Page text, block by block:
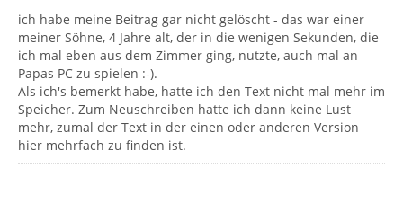
ich habe meine Beitrag gar nicht gelöscht - das war einer
meiner Söhne, 4 Jahre alt, der in die wenigen Sekunden, die
ich mal eben aus dem Zimmer ging, nutzte, auch mal an
Papas PC zu spielen :-).
Als ich's bemerkt habe, hatte ich den Text nicht mal mehr im
Speicher. Zum Neuschreiben hatte ich dann keine Lust
mehr, zumal der Text in der einen oder anderen Version
hier mehrfach zu finden ist.